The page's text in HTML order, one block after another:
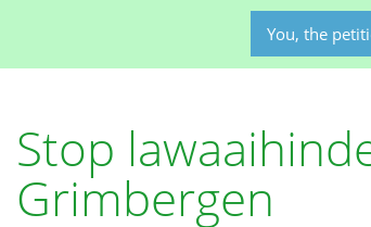
You, the
Stop
Grimbergen